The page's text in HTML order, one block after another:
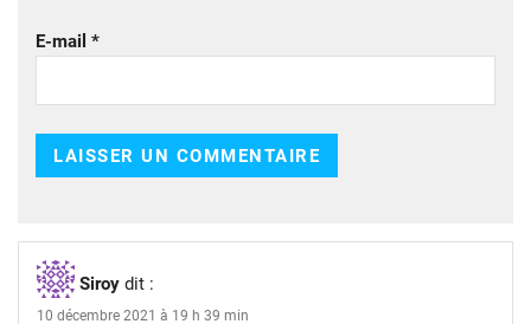
E-mail *
Siroy dit :
10 décembre 2021 à 19 h 39 min